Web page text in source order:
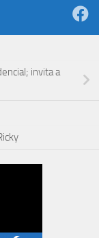
invita a